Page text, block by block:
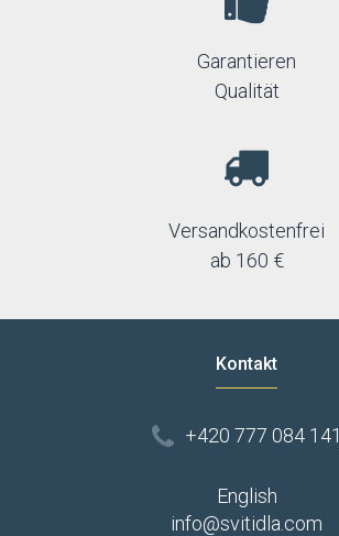
Garantieren
Qualität
Versandkostenfrei
ab 160 €
Kontakt
+420 777 084 141
English
info@svitidla.com